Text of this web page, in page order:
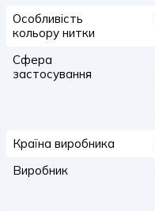
Особливість
кольору нитки
Сфера
застосування
Країна виробника
Виробник